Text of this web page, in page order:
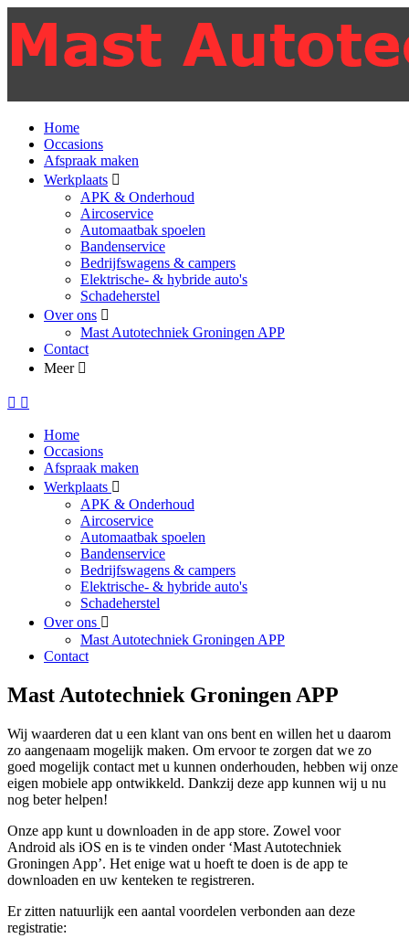
Home
Occasions
Afspraak maken
Werkplaats
APK & Onderhoud
Aircoservice
Automaatbak spoelen
Bandenservice
Bedrijfswagens & campers
Elektrische- & hybride auto's
Schadeherstel
Over ons
Mast Autotechniek Groningen APP
Contact
Meer
Home
Occasions
Afspraak maken
Werkplaats
APK & Onderhoud
Aircoservice
Automaatbak spoelen
Bandenservice
Bedrijfswagens & campers
Elektrische- & hybride auto's
Schadeherstel
Over ons
Mast Autotechniek Groningen APP
Contact
Mast Autotechniek Groningen APP
Wij waarderen dat u een klant van ons bent en willen het u daarom
zo aangenaam mogelijk maken. Om ervoor te zorgen dat we zo
goed mogelijk contact met u kunnen onderhouden, hebben wij onze
eigen mobiele app ontwikkeld. Dankzij deze app kunnen wij u nu
nog beter helpen!
Onze app kunt u downloaden in de app store. Zowel voor
Android als iOS en is te vinden onder ‘Mast Autotechniek
Groningen App’. Het enige wat u hoeft te doen is de app te
downloaden en uw kenteken te registreren.
Er zitten natuurlijk een aantal voordelen verbonden aan deze
registratie: